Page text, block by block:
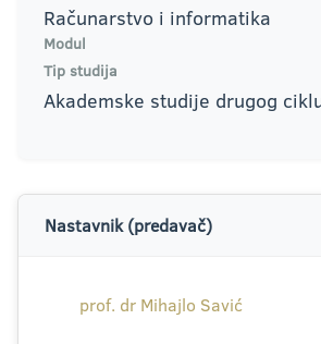
Računarstvo i informatika
Modul
Tip studija
Akademske studije drugog
Nastavnik (predavač)
prof. dr Mihajlo Savić